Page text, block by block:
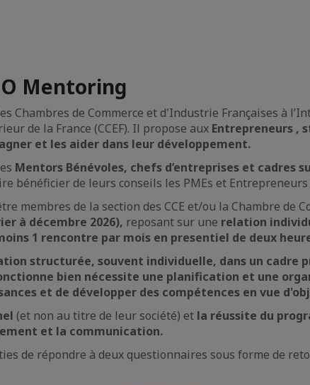
Mentoring
Chambres de Commerce et d'Industrie Françaises à
de la France (CCEF). Il propose aux Entrepreneurs ,
et les aider dans leur développement.
Mentors Bénévoles, chefs d’entreprises et cadres
bénéficier de leurs conseils les PMEs et
membres de la section des CCE et/ou la Chambre de
à décembre 2026), reposant sur une relation
1 rencontre par mois en presentiel de deux
structurée, souvent individuelle, dans un cadre
bien nécessite une planification et une
et de développer des compétences en vue
(et non au titre de leur société) et la réussite du
et la communication.
de répondre à deux questionnaires sous forme de